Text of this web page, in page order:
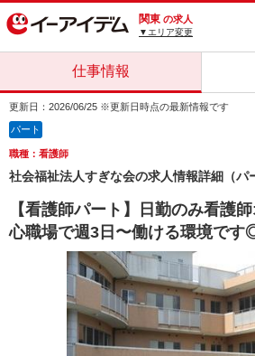
関東 の求人
▼エリア変更
仕事情報
更新日：2026/06/25 ※更新日時点の最新情報です
パート
職種：看護師
社会福祉法人すぎな会の求人情報詳細（パ
【看護師パート】日勤のみ看護
心職場で週3日〜働ける環境です